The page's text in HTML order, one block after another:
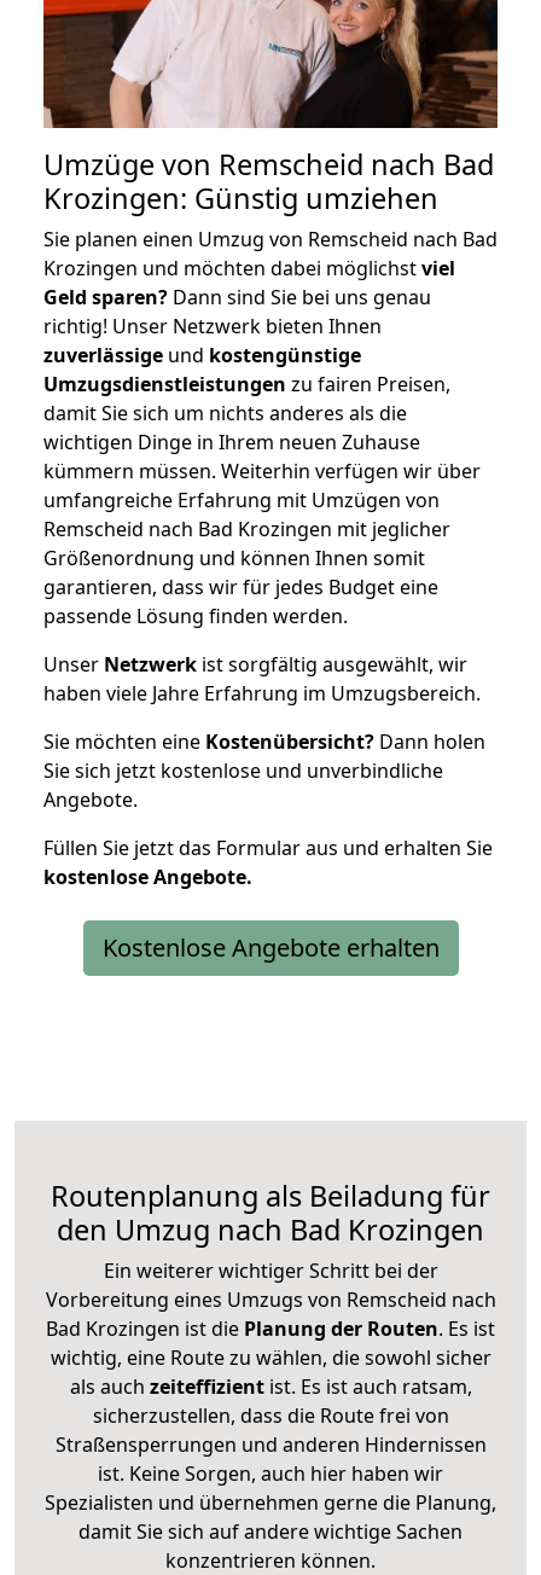
Umzüge von Remscheid nach Bad
Krozingen: Günstig umziehen
Sie planen einen Umzug von Remscheid nach Bad
Krozingen und möchten dabei möglichstviel
Geld sparen? Dann sind Sie bei uns genau
richtig! Unser Netzwerk bieten Ihnen
zuverlässige und kostengünstige
Umzugsdienstleistungen zu fairen Preisen,
damit Sie sich um nichts anderes als die
wichtigen Dinge in Ihrem neuen Zuhause
kümmern müssen. Weiterhin verfügen wir über
umfangreiche Erfahrung mit Umzügen von
Remscheid nach Bad Krozingen mit jeglicher
Größenordnung und können Ihnen somit
garantieren, dass wir für jedes Budget eine
passende Lösung finden werden.
Unser Netzwerk ist sorgfältig ausgewählt, wir
haben viele Jahre Erfahrung im Umzugsbereich.
Sie möchten eine Kostenübersicht? Dann holen
Sie sich jetzt kostenlose und unverbindliche
Angebote.
Füllen Sie jetzt das Formular aus und erhalten Sie
kostenloseAngebote.
Kostenlose Angebote erhalten
Routenplanung als Beiladung für
den Umzug nach Bad Krozingen
Ein weiterer wichtiger Schritt bei der
Vorbereitung eines Umzugs von Remscheid nach
Bad Krozingen ist die Planung der Routen. Es ist
wichtig, eine Route zu wählen, die sowohl sicher
als auch zeiteffizientist. Es ist auch ratsam,
sicherzustellen, dass die Route frei von
Straßensperrungen und anderen Hindernissen
ist. Keine Sorgen, auch hier haben wir
Spezialisten und übernehmen gerne die Planung,
damit Sie sich auf andere wichtige Sachen
konzentrieren können.